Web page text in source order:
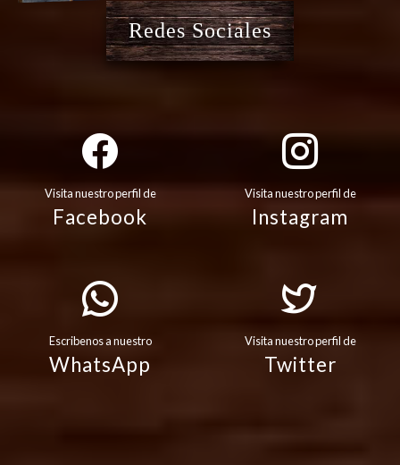
Redes Sociales
Visita nuestro perfil de
Facebook
Visita nuestro perfil de
Instagram
Escribenos a nuestro
WhatsApp
Visita nuestro perfil de
Twitter